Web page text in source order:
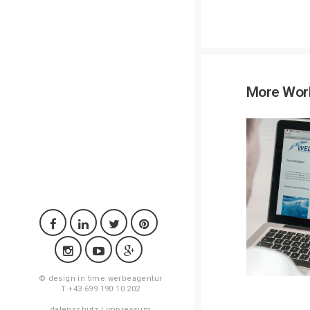
More
© design in time werbeagentur
T +43 699 190 10 202